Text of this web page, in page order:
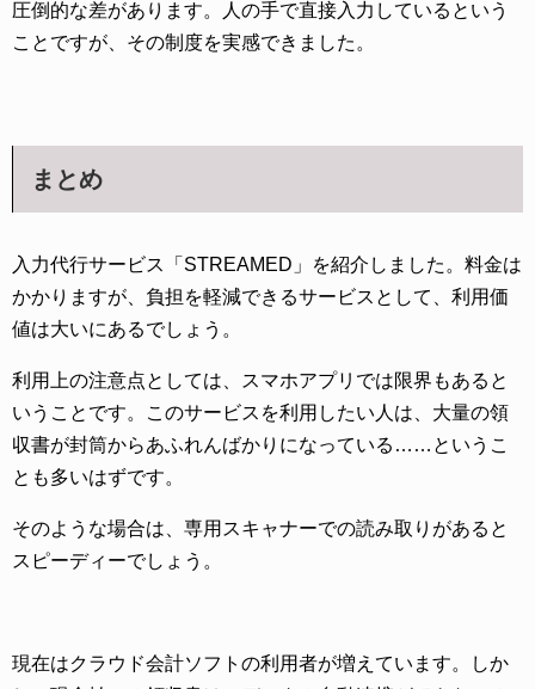
圧倒的な差があります。人の手で直接入力しているという
ことですが、その制度を実感できました。
まとめ
入力代行サービス「STREAMED」を紹介しました。料金は
かかりますが、負担を軽減できるサービスとして、利用価
値は大いにあるでしょう。
利用上の注意点としては、スマホアプリでは限界もあると
いうことです。このサービスを利用したい人は、大量の領
収書が封筒からあふれんばかりになっている……というこ
とも多いはずです。
そのような場合は、専用スキャナーでの読み取りがあると
スピーディーでしょう。
現在はクラウド会計ソフトの利用者が増えています。しか